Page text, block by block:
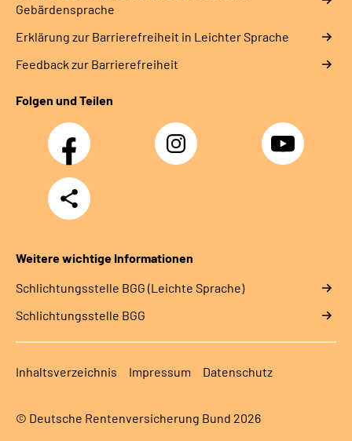
Gebärdensprache
Erklärung zur Barrierefreiheit in Leichter Sprache
Feedback zur Barrierefreiheit
Folgen und Teilen
Facebook Instagram YouTube
Teilen
Weitere wichtige Informationen
Schlich­tungs­stel­le BGG (Leichte Sprache)
Schlich­tungs­stel­le BGG
Inhaltsverzeichnis Impressum Datenschutz
© Deutsche Rentenversicherung Bund 2026